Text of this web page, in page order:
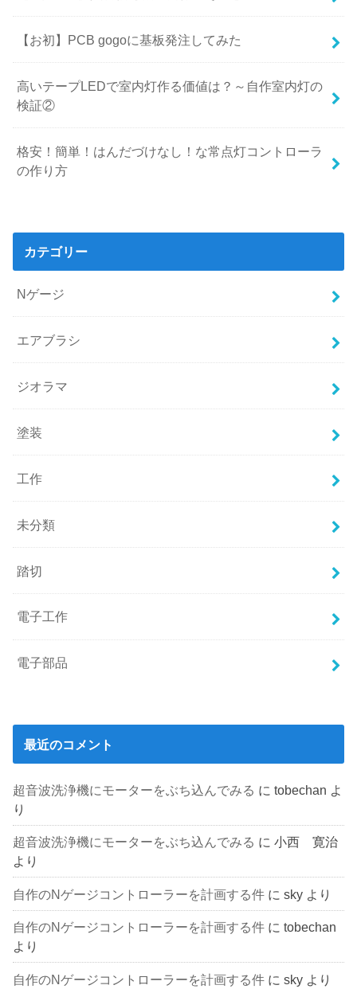
【お初】PCB gogoに基板発注してみた
高いテープLEDで室内灯作る価値は？～自作室内灯の
検証②
格安！簡単！はんだづけなし！な常点灯コントローラ
の作り方
カテゴリー
Nゲージ
エアブラシ
ジオラマ
塗装
工作
未分類
踏切
電子工作
電子部品
最近のコメント
超音波洗浄機にモーターをぶち込んでみる にtobechan よ
り
超音波洗浄機にモーターをぶち込んでみる に小西 寛治
より
自作のNゲージコントローラーを計画する件 にsky より
自作のNゲージコントローラーを計画する件 にtobechan
より
自作のNゲージコントローラーを計画する件 にsky より